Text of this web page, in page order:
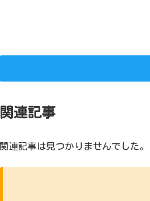
関連記事
関連記事は見つかりませんでした。